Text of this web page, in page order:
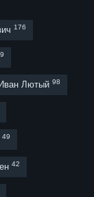
176
Лютый 98
49
42